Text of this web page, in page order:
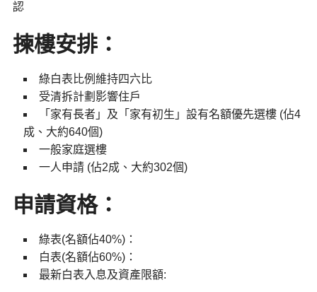
認
揀樓安排：
綠白表比例維持四六比
受清拆計劃影響住戶
「家有長者」及「家有初生」設有名額優先選樓 (佔4
成、大約640個)
一般家庭選樓
一人申請 (佔2成、大約302個)
申請資格：
綠表(名額佔40%)：
白表(名額佔60%)：
最新白表入息及資產限額: